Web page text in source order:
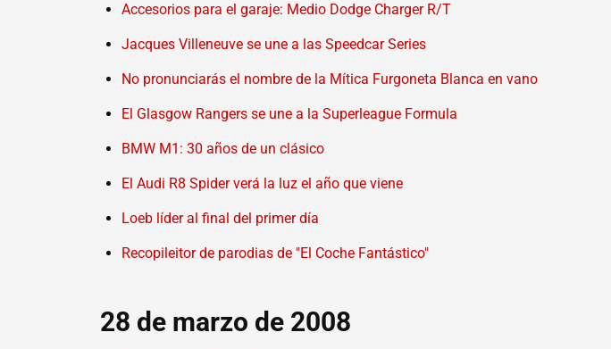
Accesorios para el garaje: Medio Dodge Charger R/T
Jacques Villeneuve se une a las Speedcar Series
No pronunciarás el nombre de la Mítica Furgoneta Blanca en vano
El Glasgow Rangers se une a la Superleague Formula
BMW M1: 30 años de un clásico
El Audi R8 Spider verá la luz el año que viene
Loeb líder al final del primer día
Recopileitor de parodias de "El Coche Fantástico"
28 de marzo de 2008